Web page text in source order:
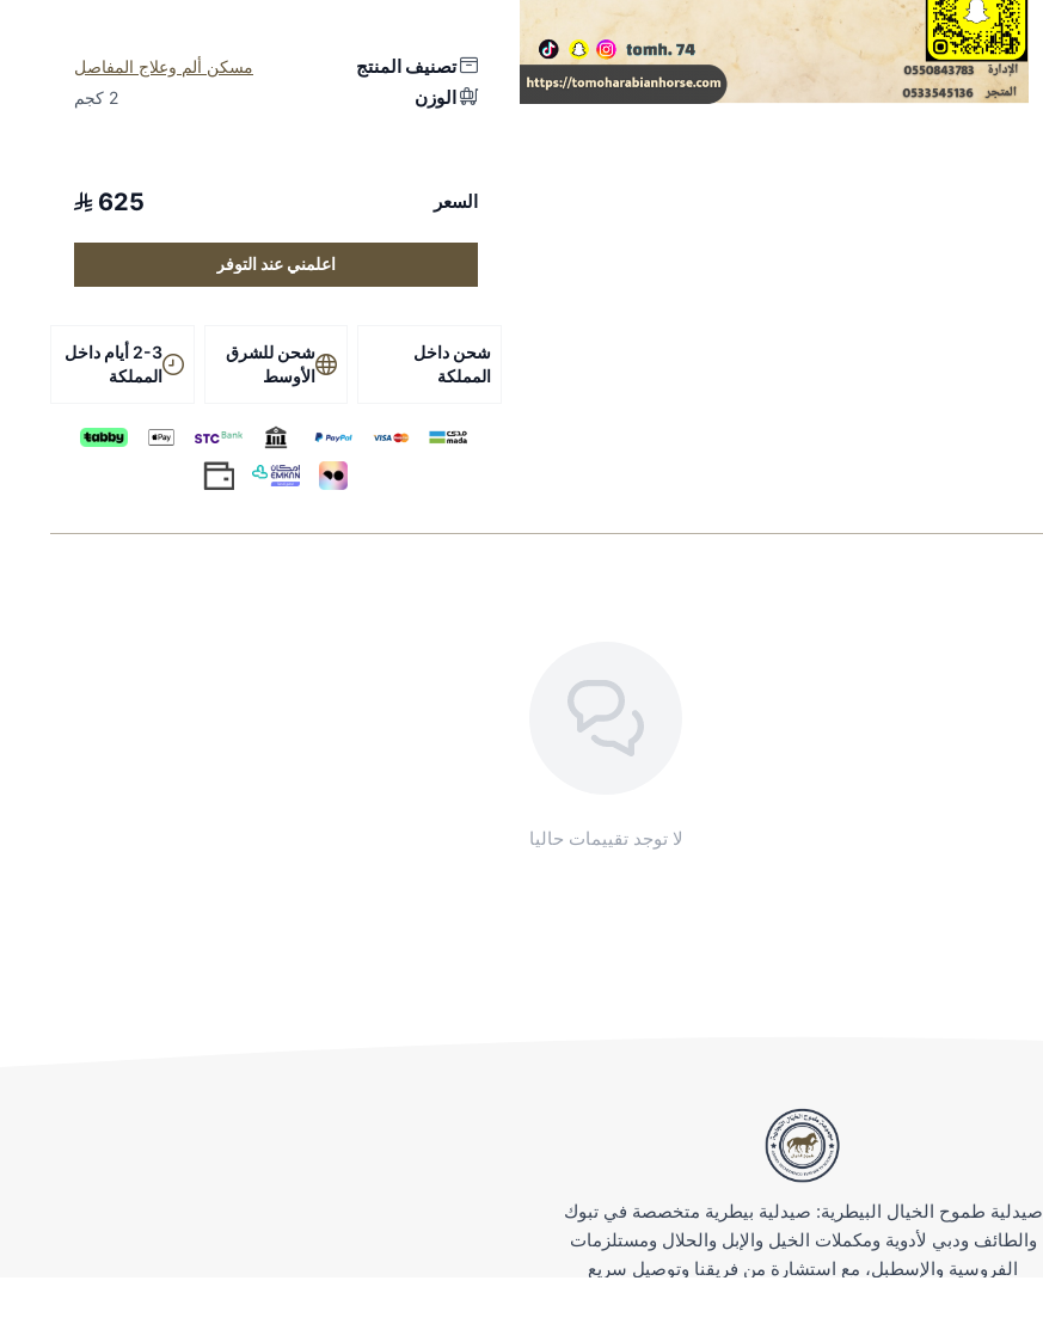
مكمل غذائي داعم للمفاصل والغضاريف للخيل.
المميزات
يحتوي على مكوّنات غذائية متكاملة.
يوميًا.
يُستخدم وفق تعليمات الشركة المصنّعة وتحت إشراف الطبيب
الأطفال.
تصنيف المنتج مسكن ألم وعلاج المفاصل
الوزن 2 كجم
السعر 625
اعلمني عند التوفر
شحن داخل
المملكة
شحن للشرق
الأوسط
2-3 أيام داخل
المملكة
لا توجد تقييمات حاليا
صيدلية طموح الخيال البيطرية: صيدلية بيطرية متخصصة في تبوك
والطائف ودبي لأدوية ومكملات الخيل والإبل والحلال ومستلزمات
الفروسية والإسطبل، مع استشارة من فريقنا وتوصيل سريع